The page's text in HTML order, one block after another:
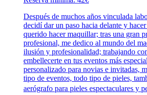
Después de muchos años vinculada
decidí dar un paso hacia delante y
querido hacer maquillar; tras una gran
profesional, me dedico al mundo del
ilusión y profesionalidad; trabajando
embellecerte en tus eventos más
personalizado para novias e invitadas,
tipo de eventos, todo tipo de pieles,
aerógrafo para pieles espectaculares y